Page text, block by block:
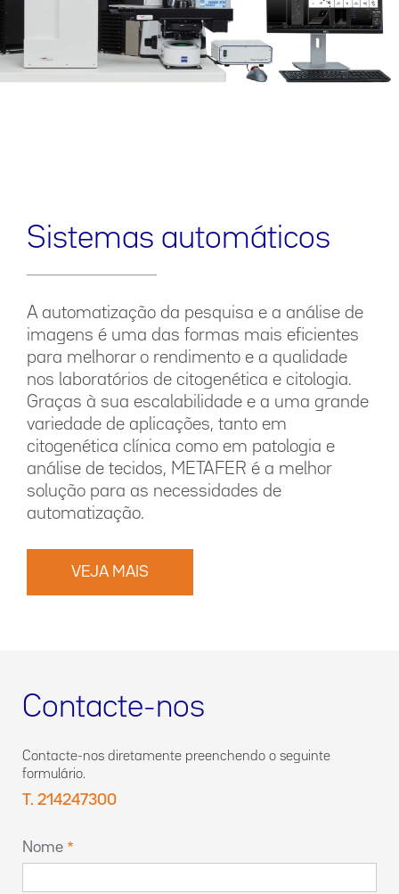
Sistemas automáticos
A automatização da pesquisa e a análise de
imagens é uma das formas mais eficientes
para melhorar o rendimento e a qualidade
nos laboratórios de citogenética e citologia.
Graças à sua escalabilidade e a uma grande
variedade de aplicações, tanto em
citogenética clínica como em patologia e
análise de tecidos, METAFER é a melhor
solução para as necessidades de
automatização.
VEJA MAIS
Contacte-nos
Contacte-nos diretamente preenchendo o seguinte
formulário.
T. 214247300
Nome